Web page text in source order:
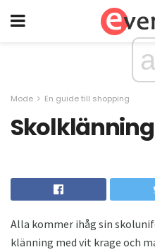
Mode En guide till shopping
Alla kommer ihåg sin
klänning med vit krage och